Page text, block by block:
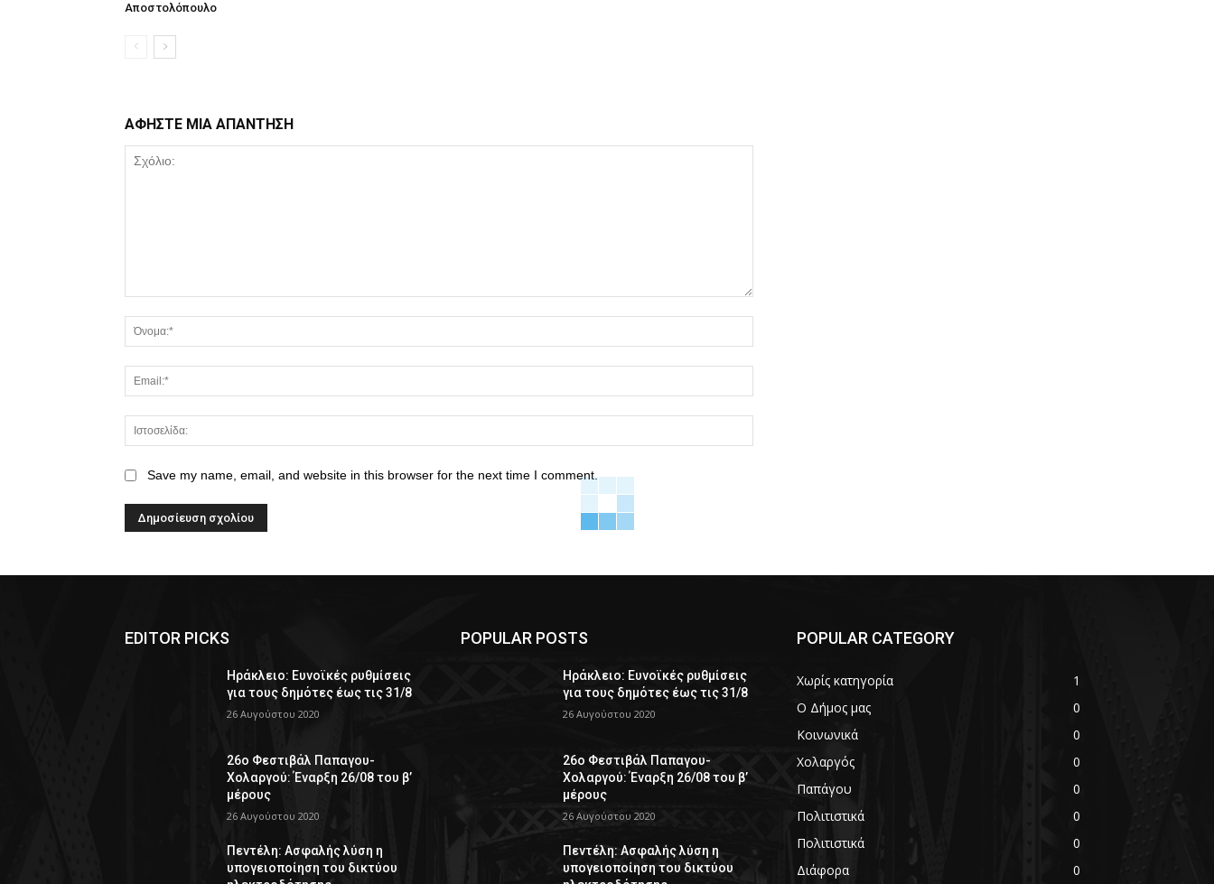
Αποστολόπουλο
ΑΦΗΣΤΕ ΜΙΑ ΑΠΑΝΤΗΣΗ
Save my name, email, and website in this browser for the next time I comment.
EDITOR PICKS
Ηράκλειο: Ευνοϊκές ρυθμίσεις
για τους δημότες έως τις 31/8
26 Αυγούστου 2020
26ο Φεστιβάλ Παπαγου-
Χολαργού: Έναρξη 26/08 του β’
μέρους
26 Αυγούστου 2020
Πεντέλη: Ασφαλής λύση η
υπογειοποίηση του δικτύου
POPULAR POSTS
Ηράκλειο: Ευνοϊκές ρυθμίσεις
για τους δημότες έως τις 31/8
26 Αυγούστου 2020
26ο Φεστιβάλ Παπαγου-
Χολαργού: Έναρξη 26/08 του β’
μέρους
26 Αυγούστου 2020
Πεντέλη: Ασφαλής λύση η
υπογειοποίηση του δικτύου
POPULAR CATEGORY
Χωρίς κατηγορία
1
Ο Δήμος μας
0
Κοινωνικά
0
Χολαργός
0
Παπάγου
0
Πολιτιστικά
0
Πολιτιστικά
0
Διάφορα
0